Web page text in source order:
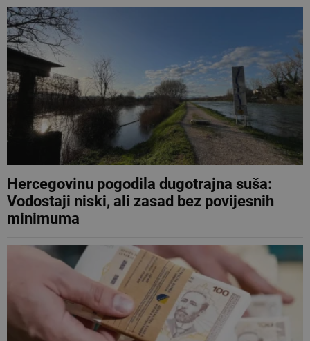
Hercegovinu pogodila dugotrajna suša:
Vodostaji niski, ali zasad bez povijesnih
minimuma